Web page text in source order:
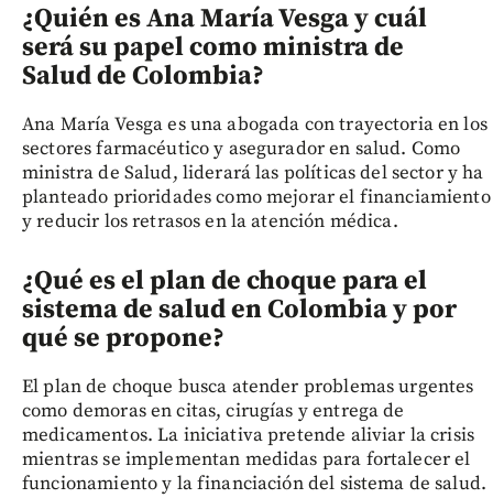
¿Quién es Ana María Vesga y cuál
será su papel como ministra de
Salud de Colombia?
Ana María Vesga es una abogada con trayectoria en los
sectores farmacéutico y asegurador en salud. Como
ministra de Salud, liderará las políticas del sector y ha
planteado prioridades como mejorar el financiamiento
y reducir los retrasos en la atención médica.
¿Qué es el plan de choque para el
sistema de salud en Colombia y por
qué se propone?
El plan de choque busca atender problemas urgentes
como demoras en citas, cirugías y entrega de
medicamentos. La iniciativa pretende aliviar la crisis
mientras se implementan medidas para fortalecer el
funcionamiento y la financiación del sistema de salud.